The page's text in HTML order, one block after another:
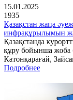
15.01.2025
1935
Қазақстан жаңа
инфрақұрылымын
Қазақстанда
құру бойынша жоба
Катонқарағай,
Подробнее